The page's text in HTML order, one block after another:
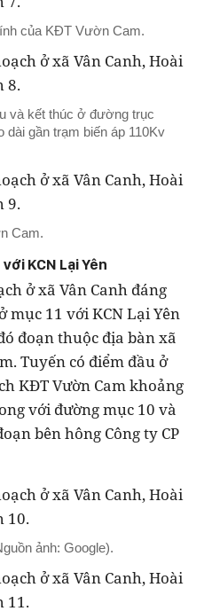
của KĐT Vườn Cam.
và kết thúc ở đường trục
gần trạm biến áp 110Kv
Cam.
KCN Lại Yên
ở xã Vân Canh đáng
mục 11 với KCN Lại Yên
đoạn thuộc địa bàn xã
Tuyến có điểm đầu ở
KĐT Vườn Cam khoảng
với đường mục 10 và
bên hông Công ty CP
ảnh: Google).